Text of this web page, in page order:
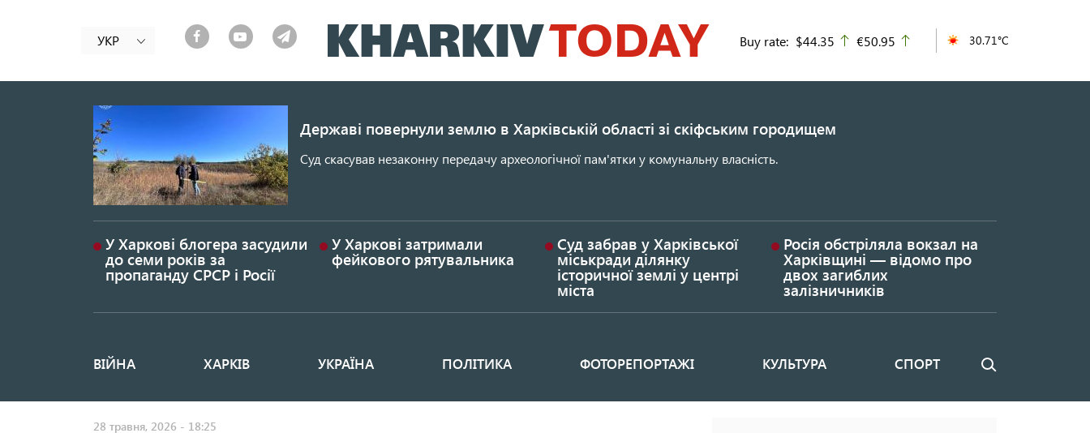
до
основного
УКР Buy rate: $44.35 up
€50.95 30.71°C
Державі повернули землю в Харківській області зі скіфським городищем
Суд скасував незаконну передачу археологічної пам'ятки у комунальну власність.
У Харкові блогера засудили
до семи років за
пропаганду СРСР і Росії
У Харкові затримали
фейкового рятувальника
Суд забрав у Харківської
міськради ділянку
історичної землі у центрі
міста
Росія обстріляла вокзал на
Харківщині — відомо про
двох загиблих
залізничників
Основная
ВІЙНА ХАРКІВ УКРАЇНА ПОЛІТИКА ФОТОРЕПОРТАЖІ КУЛЬТУРА СПОРТ Пошук
28 травня, 2026 - 18:25